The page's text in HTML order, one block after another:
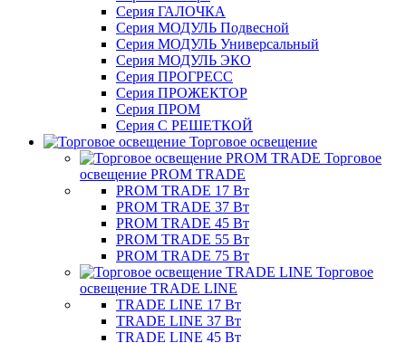
Серия ГАЛОЧКА
Серия МОДУЛЬ Подвесной
Серия МОДУЛЬ Универсальный
Серия МОДУЛЬ ЭКО
Серия ПРОГРЕСС
Серия ПРОЖЕКТОР
Серия ПРОМ
Серия С РЕШЕТКОЙ
Торговое освещение
Торговое
освещение PROM TRADE
PROM TRADE 17 Вт
PROM TRADE 37 Вт
PROM TRADE 45 Вт
PROM TRADE 55 Вт
PROM TRADE 75 Вт
Торговое
освещение TRADE LINE
TRADE LINE 17 Вт
TRADE LINE 37 Вт
TRADE LINE 45 Вт